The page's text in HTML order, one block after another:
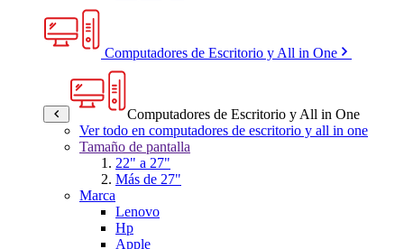
Computadores de Escritorio y All in One
Computadores de Escritorio y All in One
Ver todo en computadores de escritorio y all in one
Tamaño de pantalla
22" a 27"
Más de 27"
Marca
Lenovo
Hp
Apple